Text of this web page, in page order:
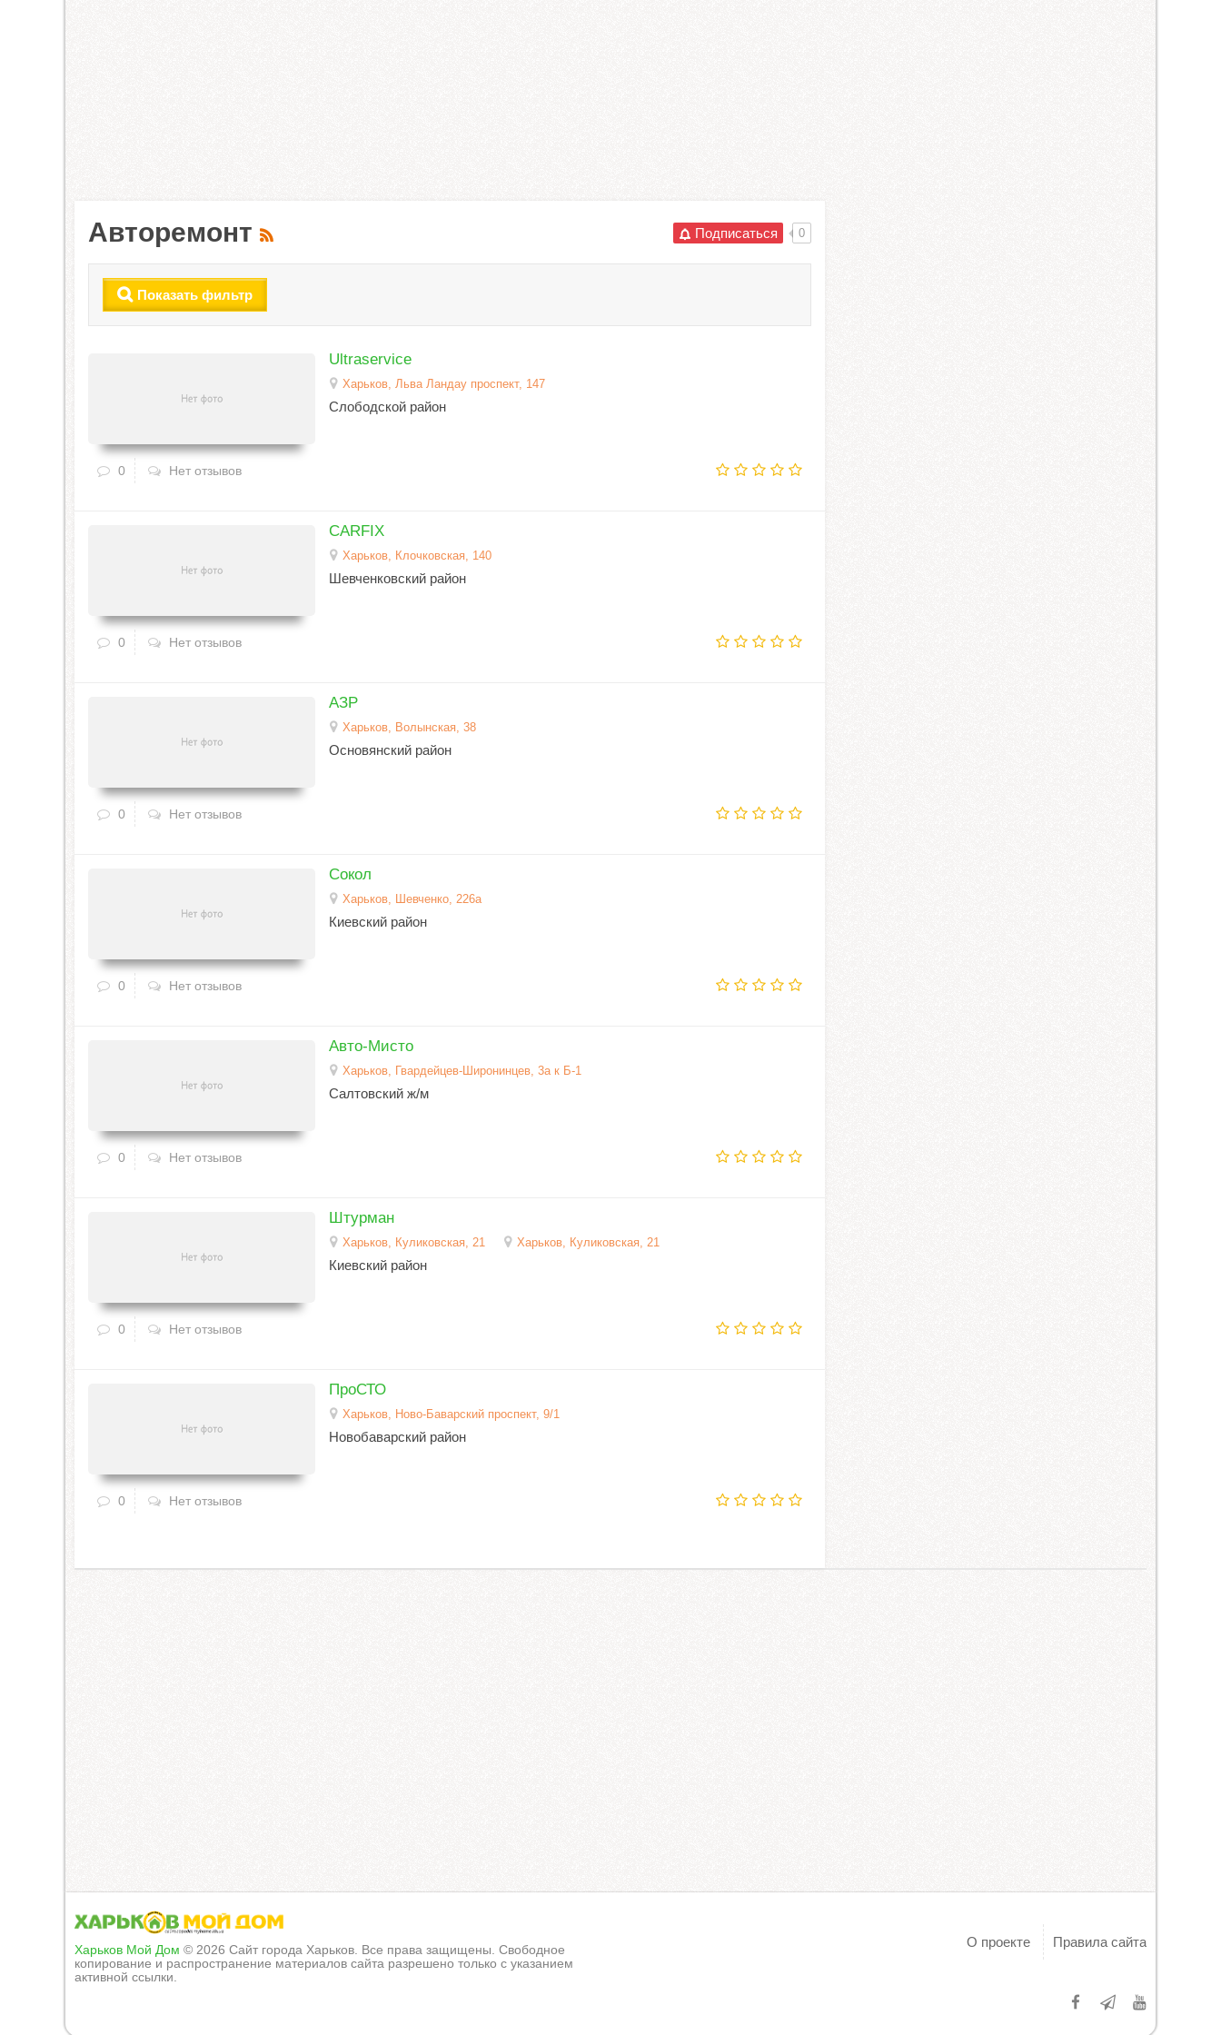
Подписаться 0
Авторемонт
Показать фильтр
Ultraservice
Харьков, Льва Ландау проспект, 147
Слободской район
0 Нет отзывов
CARFIX
Харьков, Клочковская, 140
Шевченковский район
0 Нет отзывов
АЗР
Харьков, Волынская, 38
Основянский район
0 Нет отзывов
Сокол
Харьков, Шевченко, 226а
Киевский район
0 Нет отзывов
Авто-Мисто
Харьков, Гвардейцев-Широнинцев, 3а к Б-1
Салтовский ж/м
0 Нет отзывов
Штурман
Харьков, Куликовская, 21 Харьков, Куликовская, 21
Киевский район
0 Нет отзывов
ПроСТО
Харьков, Ново-Баварский проспект, 9/1
Новобаварский район
0 Нет отзывов
О проекте Правила сайта
Харьков Мой Дом © 2026 Сайт города Харьков. Все права защищены. Свободное
копирование и распространение материалов сайта разрешено только с указанием
активной ссылки.